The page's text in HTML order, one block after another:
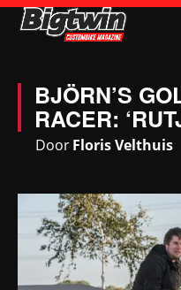
BJÖRN’S
RACER:
DoorFloris Velthuis